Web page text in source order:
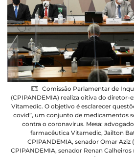
Comissão Parlamentar de
(CPIPANDEMIA) realiza oitiva do
Vitamedic. O objetivo é esclarecer
covid”, um conjunto de medicamentos
contra o coronavírus. Mesa:
farmacêutica Vitamedic, Jailton
CPIPANDEMIA, senador Omar Aziz
CPIPANDEMIA, senador Renan